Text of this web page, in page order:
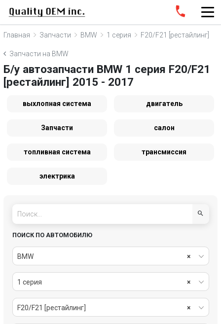
Главная Запчасти BMW 1 серия F20/F21 [рестайлинг]
Запчасти на BMW
Б/у автозапчасти BMW 1 серия F20/F21
[рестайлинг] 2015 - 2017
выхлопная система двигатель
Запчасти салон
топливная система трансмиссия
электрика
ПОИСК ПО АВТОМОБИЛЮ
×
BMW
×
1 серия
×
F20/F21 [рестайлинг]